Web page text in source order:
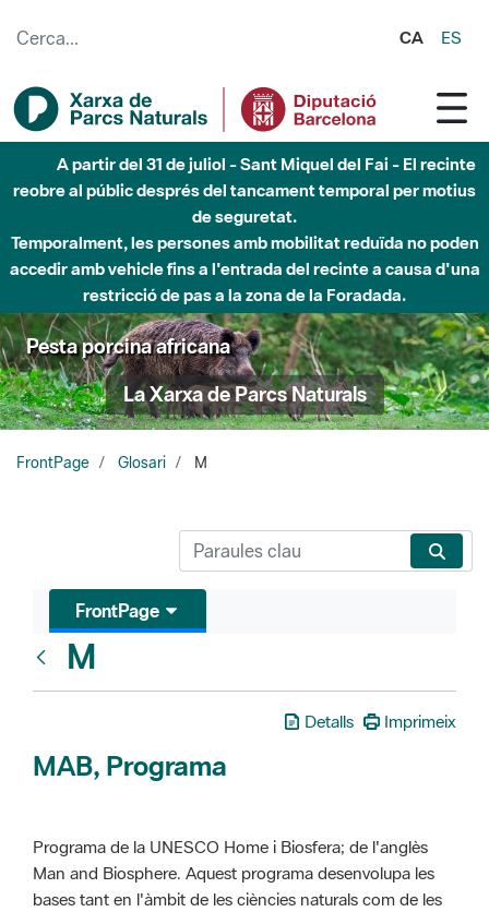
CA ES
A partir del 31 de juliol - Sant Miquel del Fai - El recinte
reobre al públic després del tancament temporal per motius
de seguretat.
Temporalment, les persones amb mobilitat reduïda no poden
accedir amb vehicle fins a l'entrada del recinte a causa d'una
restricció de pas a la zona de la Foradada.
Pesta porcina africana
La Xarxa de Parcs Naturals
FrontPage Glosari M
FrontPage
M
Detalls Imprimeix
MAB, Programa
Programa de la UNESCO Home i Biosfera; de l'anglès
Man and Biosphere. Aquest programa desenvolupa les
bases tant en l'àmbit de les ciències naturals com de les